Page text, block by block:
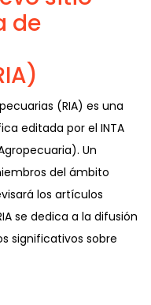
de
(RIA) es una
editada por el INTA
Un
del ámbito
los artículos
se dedica a la difusión
significativos sobre